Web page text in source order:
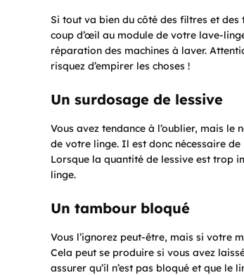
Si tout va bien du côté des filtres et des
coup d’œil au module de votre lave-
réparation des machines à laver.
risquez d’empirer les choses !
Un surdosage de lessive
Vous avez tendance à l’oublier, mais
de votre linge. Il est donc nécessaire de
Lorsque la quantité de lessive est trop
linge.
Un tambour bloqué
Vous l’ignorez peut-être, mais si votre
Cela peut se produire si vous avez
assurer qu’il n’est pas bloqué et que le